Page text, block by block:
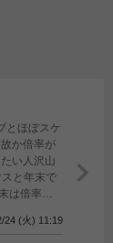
とほぼスケ
か倍率が
い人沢山
と年末で
は倍率高
24 (火) 11:19